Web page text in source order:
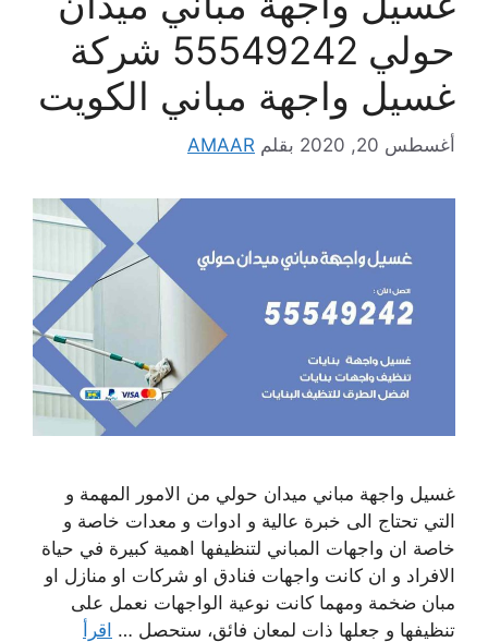
حولي 55549242 شركة
غسيل واجهة مباني الكويت
أغسطس 20, 2020 بقلم AMAAR
غسيل واجهة مباني ميدان حولي من الامور المهمة و
التي تحتاج الى خبرة عالية و ادوات و معدات خاصة و
خاصة ان واجهات المباني لتنظيفها اهمية كبيرة في حياة
الافراد و ان كانت واجهات فنادق او شركات او منازل او
مبان ضخمة ومهما كانت نوعية الواجهات نعمل على
تنظيفها و جعلها ذات لمعان فائق، ستحصل … اقرأ